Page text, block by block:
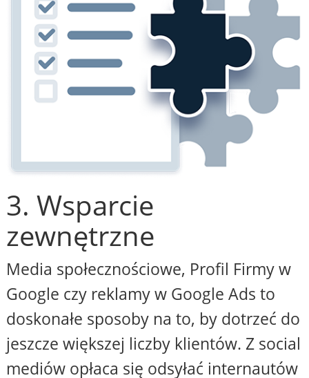
3. Wsparcie
zewnętrzne
Media społecznościowe, Profil Firmy w
Google czy reklamy w Google Ads to
doskonałe sposoby na to, by dotrzeć do
jeszcze większej liczby klientów. Z social
mediów opłaca się odsyłać internautów